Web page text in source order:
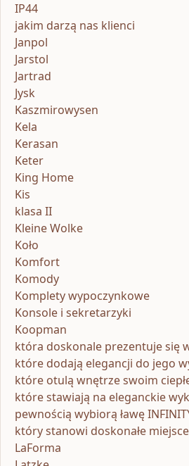
IP44
jakim darzą nas klienci
Janpol
Jarstol
Jartrad
Jysk
Kaszmirowysen
Kela
Kerasan
Keter
King Home
Kis
klasa II
Kleine Wolke
Koło
Komfort
Komody
Komplety wypoczynkowe
Konsole i sekretarzyki
Koopman
która doskonale prezentuje się
które dodają elegancji do jego
które otulą wnętrze swoim
które stawiają na eleganckie
pewnością wybiorą ławę
który stanowi doskonałe
LaForma